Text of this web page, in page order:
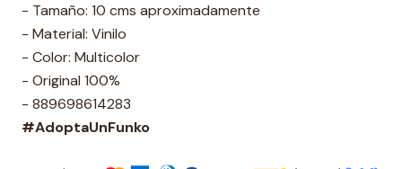
- Tamaño: 10 cms aproximadamente
- Material: Vinilo
- Color: Multicolor
- Original 100%
- 889698614283
#AdoptaUnFunko